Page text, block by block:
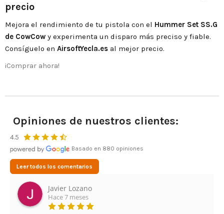
precio
Mejora el rendimiento de tu pistola con el Hummer Set SS.G
de CowCow y experimenta un disparo más preciso y fiable.
Consíguelo en AirsoftYecla.es al mejor precio.
¡Comprar ahora!
Opiniones de nuestros clientes:
4.5
Basado en 880 opiniones
Leer todos los comentarios
Javier Lozano
Hace 7 meses